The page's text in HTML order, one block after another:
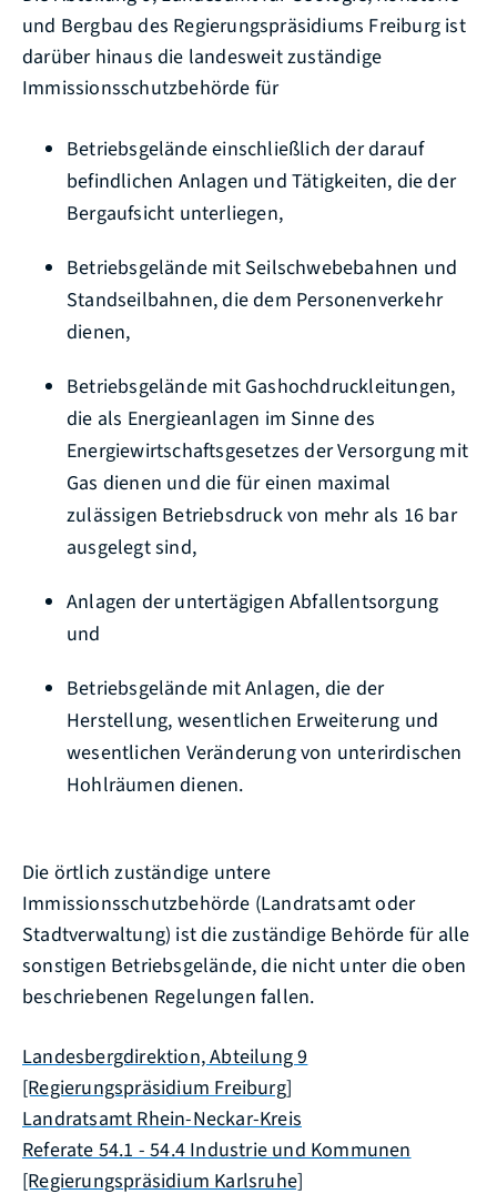
und Bergbau des Regierungspräsidiums Freiburg ist
darüber hinaus die landesweit zuständige
Immissionsschutzbehörde für
Betriebsgelände einschließlich der darauf
befindlichen Anlagen und Tätigkeiten, die der
Bergaufsicht unterliegen,
Betriebsgelände mit Seilschwebebahnen und
Standseilbahnen, die dem Personenverkehr
dienen,
Betriebsgelände mit Gashochdruckleitungen,
die als Energieanlagen im Sinne des
Energiewirtschaftsgesetzes der Versorgung mit
Gas dienen und die für einen maximal
zulässigen Betriebsdruck von mehr als 16 bar
ausgelegt sind,
Anlagen der untertägigen Abfallentsorgung
und
Betriebsgelände mit Anlagen, die der
Herstellung, wesentlichen Erweiterung und
wesentlichen Veränderung von unterirdischen
Hohlräumen dienen.
Die örtlich zuständige untere
Immissionsschutzbehörde (Landratsamt oder
Stadtverwaltung) ist die zuständige Behörde für alle
sonstigen Betriebsgelände, die nicht unter die oben
beschriebenen Regelungen fallen.
Landesbergdirektion, Abteilung 9
[Regierungspräsidium Freiburg]
Landratsamt Rhein-Neckar-Kreis
Referate 54.1 - 54.4 Industrie und Kommunen
[Regierungspräsidium Karlsruhe]